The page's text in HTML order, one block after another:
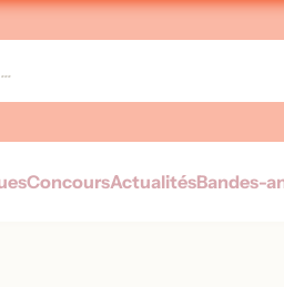
ConcoursActualitésBandes-